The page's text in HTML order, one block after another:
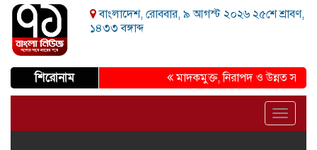
বাংলাদেশ, রোববার, ৯ আগস্ট ২০২৬ ২৫শে শ্রাবণ,
১৪৩৩ বঙ্গাব্দ
শিরোনাম মাদকমুক্ত, নিরাপদ ও উন্নত সমাজ
Toggle